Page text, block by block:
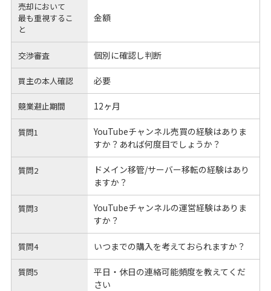
売却において
最も重視するこ
と
金額
交渉審査 個別に確認し判断
買主の本人確認 必要
競業避止期間 12ヶ月
質問1
YouTubeチャンネル売買の経験はありま
すか？あれば何度目でしょうか？
質問2
ドメイン移管/サーバー移転の経験はあり
ますか？
質問3
YouTubeチャンネルの運営経験はありま
すか？
質問4 いつまでの購入を考えておられますか？
質問5
平日・休日の連絡可能頻度を教えてくだ
さい